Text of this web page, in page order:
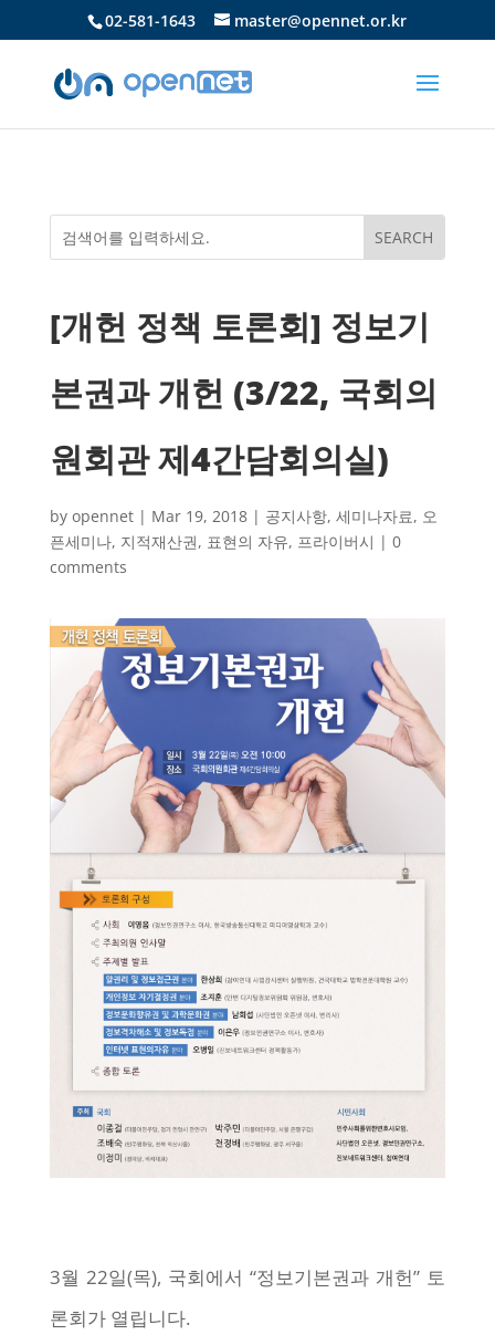
02-581-1643 master@opennet.or.kr
[개헌 정책 토론회] 정보기
본권과 개헌 (3/22, 국회의
원회관 제4간담회의실)
by opennet| Mar 19, 2018| 공지사항, 세미나자료, 오
픈세미나, 지적재산권, 표현의 자유, 프라이버시 | 0
comments
3월 22일(목), 국회에서 “정보기본권과 개헌” 토
론회가 열립니다.